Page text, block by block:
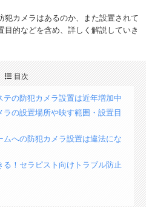
犯カメラはあるのか、また設置されて
目的などを含め、詳しく解説していき
目次
テの防犯カメラ設置は近年増加中
ラの設置場所や映す範囲・設置目
ムへの防犯カメラ設置は違法にな
る！セラピスト向けトラブル防止